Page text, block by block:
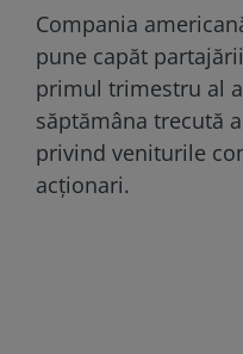
Compania
pune capăt
primul trimestru al
săptămâna trecută
privind veniturile
acționari.